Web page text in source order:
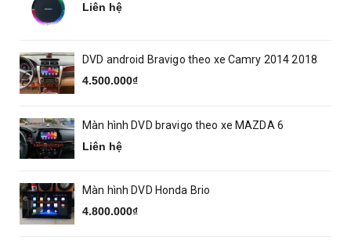
Liên hệ
DVD android Bravigo theo xe Camry 2014 2018
4.500.000₫
Màn hình DVD bravigo theo xe MAZDA 6
Liên hệ
Màn hình DVD Honda Brio
4.800.000₫